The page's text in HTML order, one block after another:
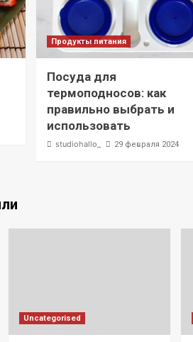
Продукты питания
Посуда для
термоподносов: как
правильно выбрать и
использовать
studiohallo_ 29 февраля 2024
Uncategorised